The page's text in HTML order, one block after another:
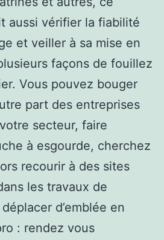
aussi vérifier la fiabilité
et veiller à sa mise en
façons de fouillez
Vous pouvez bouger
part des entreprises
secteur, faire
à esgourde, cherchez
recourir à des sites
les travaux de
d’emblée en
: rendez vous